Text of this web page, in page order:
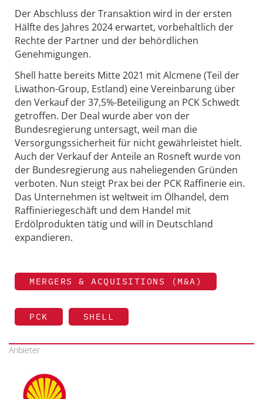
Der Abschluss der Transaktion wird in der ersten
Hälfte des Jahres 2024 erwartet, vorbehaltlich der
Rechte der Partner und der behördlichen
Genehmigungen.
Shell hatte bereits Mitte 2021 mit Alcmene (Teil der
Liwathon-Group, Estland) eine Vereinbarung über
den Verkauf der 37,5%-Beteiligung an PCK Schwedt
getroffen. Der Deal wurde aber von der
Bundesregierung untersagt, weil man die
Versorgungssicherheit für nicht gewährleistet hielt.
Auch der Verkauf der Anteile an Rosneft wurde von
der Bundesregierung aus naheliegenden Gründen
verboten. Nun steigt Prax bei der PCK Raffinerie ein.
Das Unternehmen ist weltweit im Ölhandel, dem
Raffinieriegeschäft und dem Handel mit
Erdölprodukten tätig und will in Deutschland
expandieren.
MERGERS & ACQUISITIONS (M&A)
PCK SHELL
Anbieter